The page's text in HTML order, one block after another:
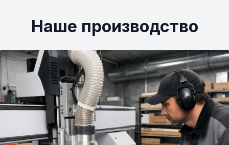
Наше производство